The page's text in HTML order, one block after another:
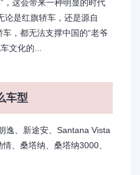
，这会带来一种明显的时代
论是红旗轿车，还是源自
，都无法支撑中国的“老爷
文化的...
车型
逸、新途安、Santana Vista
、桑塔纳、桑塔纳3000、